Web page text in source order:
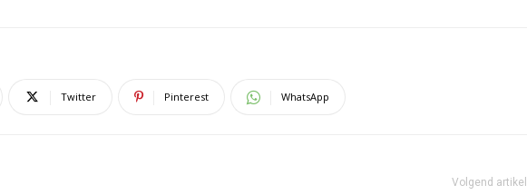
Twitter Pinterest WhatsApp
Volgend artikel